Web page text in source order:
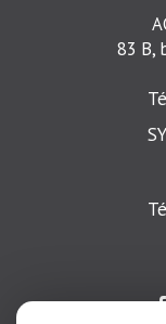
83 B,